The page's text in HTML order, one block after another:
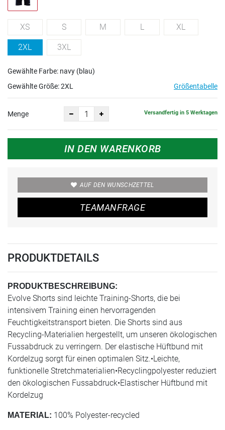
XS S M L XL
2XL 3XL
Gewählte Farbe: navy (blau)
Gewählte Größe:2XL Größentabelle
Menge Versandfertig in 5 Werktagen
IN DEN WARENKORB
AUF DEN WUNSCHZETTEL
TEAMANFRAGE
PRODUKTDETAILS
PRODUKTBESCHREIBUNG:
Evolve Shorts sind leichte Training-Shorts, die bei
intensivem Training einen hervorragenden
Feuchtigkeitstransport bieten. Die Shorts sind aus
Recycling-Materialien hergestellt, um unseren ökologischen
Fussabdruck zu verringern. Der elastische Hüftbund mit
Kordelzug sorgt für einen optimalen Sitz.•Leichte,
funktionelle Stretchmaterialien•Recyclingpolyester reduziert
den ökologischen Fussabdruck•Elastischer Hüftbund mit
Kordelzug
MATERIAL: 100% Polyester-recycled